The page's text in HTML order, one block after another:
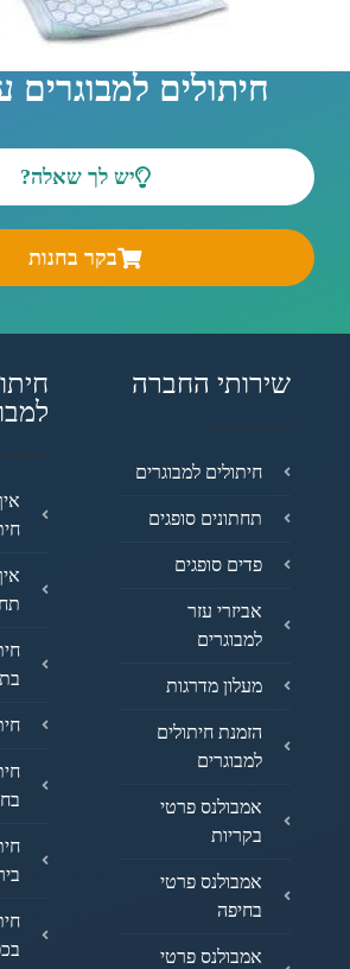
חיתולים למבוגרים
יש לך שאלה?
בקר בחנות
שירותי החברה
חיתולים למבוגרים
תחתונים סופגים
פדים סופגים
אביזרי עזר
למבוגרים
מעלון מדרגות
הזמנת חיתולים
למבוגרים
אמבולנס פרטי
בקריות
אמבולנס פרטי
בחיפה
אמבולנס פרטי